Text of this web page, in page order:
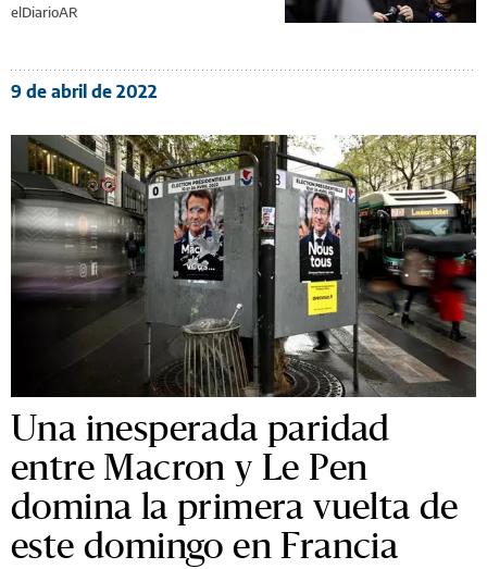
elDiarioAR
9 de abril de 2022
Una inesperada paridad
entre Macron y Le Pen
domina la primera vuelta de
este domingo en Francia